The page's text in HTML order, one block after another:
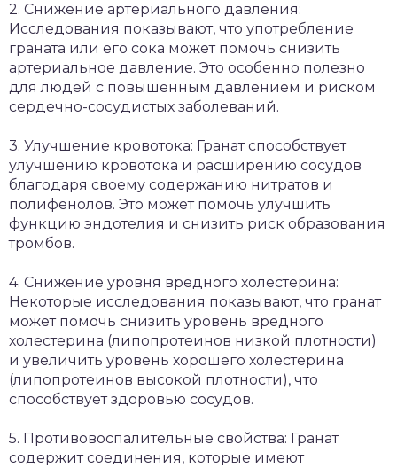
2. Снижение артериального давления:
Исследования показывают, что употребление
граната или его сока может помочь снизить
артериальное давление. Это особенно полезно
для людей с повышенным давлением и риском
сердечно-сосудистых заболеваний.
3. Улучшение кровотока: Гранат способствует
улучшению кровотока и расширению сосудов
благодаря своему содержанию нитратов и
полифенолов. Это может помочь улучшить
функцию эндотелия и снизить риск образования
тромбов.
4. Снижение уровня вредного холестерина:
Некоторые исследования показывают, что гранат
может помочь снизить уровень вредного
холестерина (липопротеинов низкой плотности)
и увеличить уровень хорошего холестерина
(липопротеинов высокой плотности), что
способствует здоровью сосудов.
5. Противовоспалительные свойства: Гранат
содержит соединения, которые имеют